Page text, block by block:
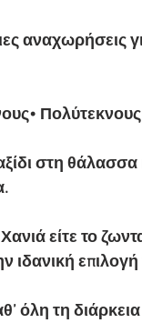
αναχωρήσεις
στη
είτε το
ιδανική
όλη τη